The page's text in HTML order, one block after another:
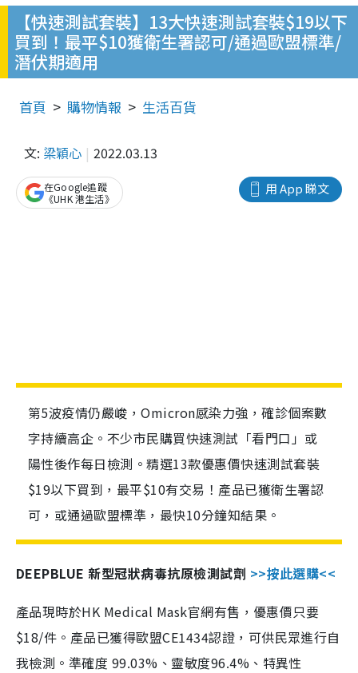
【快速測試套裝】13大快速測試套裝$19以下
買到！最平$10獲衛生署認可/通過歐盟標準/
潛伏期適用
首頁 購物情報 生活百貨
文: 梁穎心 2022.03.13
用 App 睇文
在Google追蹤
《UHK 港生活》
第5波疫情仍嚴峻，Omicron感染力強，確診個案數
字持續高企。不少市民購買快速測試「看門口」或
陽性後作每日檢測。精選13款優惠價快速測試套裝
$19以下買到，最平$10有交易！產品已獲衛生署認
可，或通過歐盟標準，最快10分鐘知結果。
DEEPBLUE 新型冠狀病毒抗原檢測試劑 >>按此選購<<
產品現時於HK Medical Mask官網有售，優惠價只要
$18/件。產品已獲得歐盟CE1434認證，可供民眾進行自
我檢測。準確度 99.03%、靈敏度96.4%、特異性